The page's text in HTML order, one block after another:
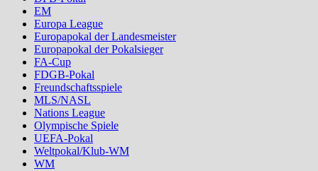
EM
Europa League
Europapokal der Landesmeister
Europapokal der Pokalsieger
FA-Cup
FDGB-Pokal
Freundschaftsspiele
MLS/NASL
Nations League
Olympische Spiele
UEFA-Pokal
Weltpokal/Klub-WM
WM